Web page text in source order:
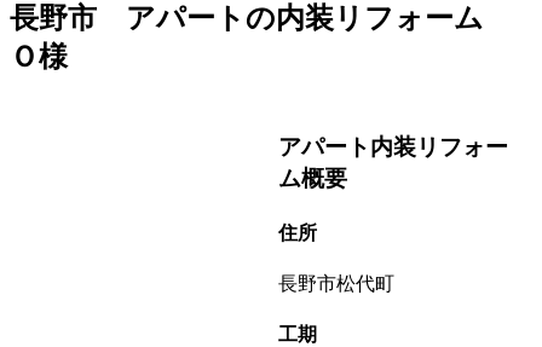
長野市 アパートの内装リフォーム
Ｏ様
アパート内装リフォー
ム概要
住所
長野市松代町
工期